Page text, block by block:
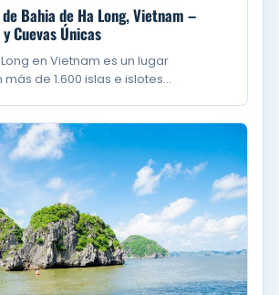
Bahia de Ha Long, Vietnam –
Cuevas Únicas
en Vietnam es un lugar
de 1.600 islas e islotes…